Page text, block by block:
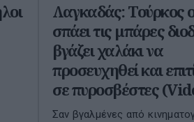
Λαγκαδάς: Τούρκος
σπάει τις μπάρες
βγάζει χαλάκι να
προσευχηθεί και
σε πυροσβέστες
Σαν βγαλμένες από